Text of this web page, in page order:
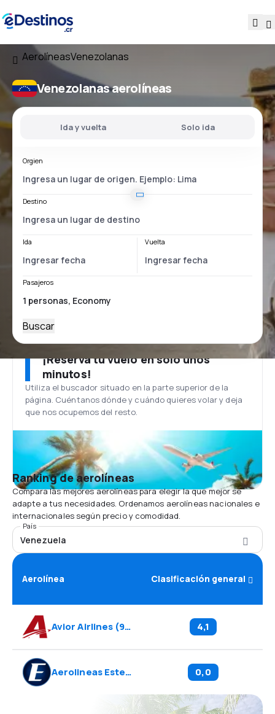
AerolíneasVenezolanas
Venezolanas aerolíneas
Ida y vuelta Solo ida
Orgien
Destino
Ida Vuelta
Pasajeros
Buscar
¡Reserva tu vuelo en solo unos
minutos!
Utiliza el buscador situado en la parte superior de la
página. Cuéntanos dónde y cuándo quieres volar y deja
que nos ocupemos del resto.
Ranking de aerolíneas
Compara las mejores aerolíneas para elegir la que mejor se
adapte a tus necesidades. Ordenamos aerolíneas nacionales e
internacionales según precio y comodidad.
País
Venezuela
Aerolínea Clasificación general
Avior Airlines (9V 4,1
Aerolineas Estelar 0,0